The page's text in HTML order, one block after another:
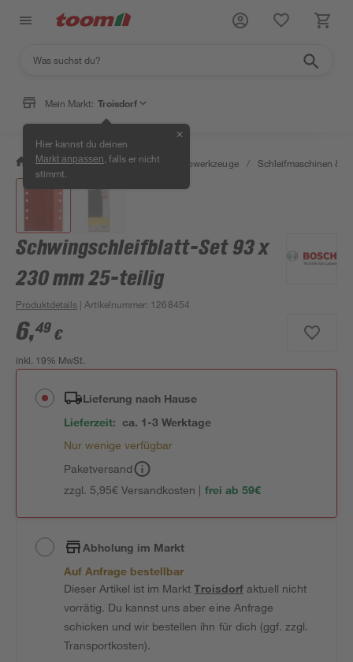
Mein Markt: Troisdorf
Hier kannst du deinen
Markt anpassen , falls er nicht
stimmt.
✕
/ Werkstatt & Maschinen / Elektrowerkzeuge / Schleifmaschinen &
Schwingschleifblatt-Set 93 x
230 mm 25-teilig
Produktdetails | Artikelnummer: 1268454
6,49 €
inkl. 19% MwSt.
Lieferung nach Hause
Lieferzeit: ca. 1-3 Werktage
Nur wenige verfügbar
Paketversand
zzgl. 5,95€ Versandkosten | frei ab 59€
Abholung im Markt
Auf Anfrage bestellbar
Dieser Artikel ist im MarktTroisdorfaktuell nicht
vorrätig. Du kannst uns aber eine Anfrage
schicken und wir bestellen ihn für dich (ggf. zzgl.
Transportkosten).